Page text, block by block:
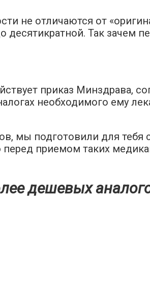
не отличаются от
Так зачем
приказ Минздрава,
необходимого ему
мы подготовили для
приемом таких
дешевых